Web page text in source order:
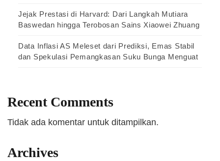
Jejak Prestasi di Harvard: Dari Langkah Mutiara
Baswedan hingga Terobosan Sains Xiaowei Zhuang
Data Inflasi AS Meleset dari Prediksi, Emas Stabil
dan Spekulasi Pemangkasan Suku Bunga Menguat
Recent Comments
Tidak ada komentar untuk ditampilkan.
Archives